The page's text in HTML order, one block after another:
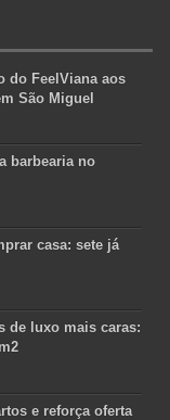
do FeelViana aos
São Miguel
barbearia no
casa: sete já
de luxo mais caras:
e reforça oferta